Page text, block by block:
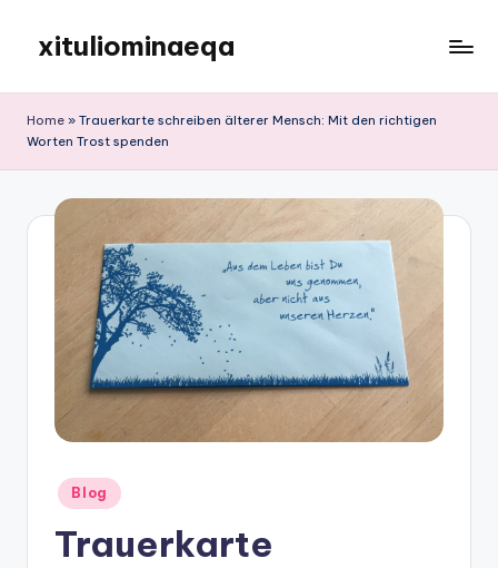
content
xituliominaeqa
Home » Trauerkarte schreiben älterer Mensch: Mit den richtigen
Worten Trost spenden
Posted
in
Blog
Trauerkarte